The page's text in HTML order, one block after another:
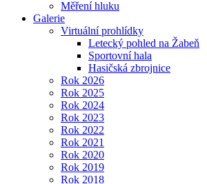
Měření hluku
Galerie
Virtuální prohlídky
Letecký pohled na Žabeň
Sportovní hala
Hasičská zbrojnice
Rok 2026
Rok 2025
Rok 2024
Rok 2023
Rok 2022
Rok 2021
Rok 2020
Rok 2019
Rok 2018